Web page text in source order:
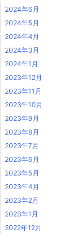
2024年6月
2024年5月
2024年4月
2024年3月
2024年1月
2023年12月
2023年11月
2023年10月
2023年9月
2023年8月
2023年7月
2023年6月
2023年5月
2023年4月
2023年2月
2023年1月
2022年12月